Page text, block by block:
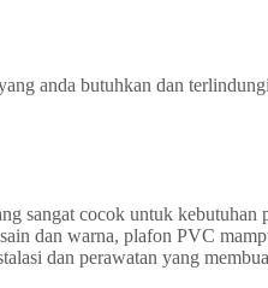
anda butuhkan dan
sangat cocok untuk
dan warna, plafon PVC
dan perawatan yang